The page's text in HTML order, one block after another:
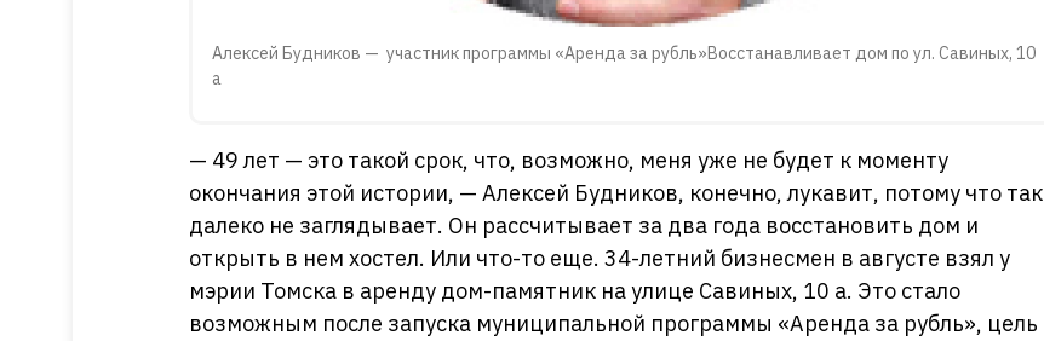
Алексей Будников — участник программы «Аренда за рубль»Восстанавливает дом по ул. Савиных, 10
а
— 49 лет — это такой срок, что, возможно, меня уже не будет к моменту
окончания этой истории, — Алексей Будников, конечно, лукавит, потому что так
далеко не заглядывает. Он рассчитывает за два года восстановить дом и
открыть в нем хостел. Или что-то еще. 34-летний бизнесмен в августе взял у
мэрии Томска в аренду дом-памятник на улице Савиных, 10 а. Это стало
возможным после запуска муниципальной программы «Аренда за рубль», цель